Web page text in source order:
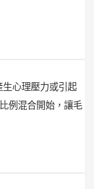
心理壓力或引起
例混合開始，讓毛